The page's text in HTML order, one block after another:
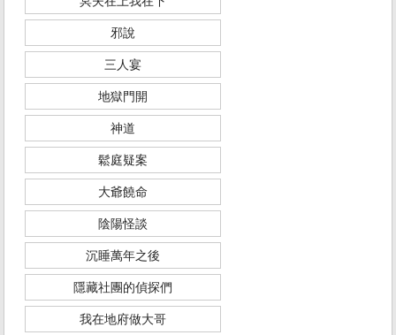
邪說
三人宴
地獄門開
神道
鬆庭疑案
大爺饒命
陰陽怪談
沉睡萬年之後
隱藏社團的偵探們
我在地府做大哥